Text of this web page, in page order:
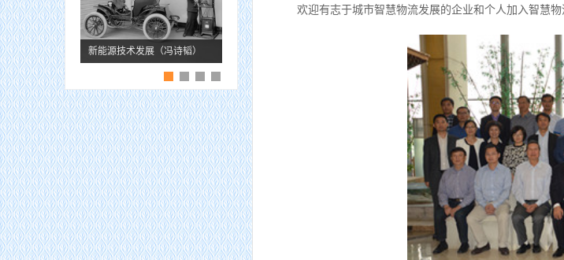
新能源技术发展（冯诗韬） 物流“大动脉” 网络“氢”先行 7个氢能高速场景落地京津冀
欢迎有志于城市智慧物流发展的企业和个人加入智慧物